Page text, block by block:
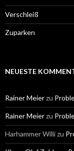
Verschleiß
Zuparken
NEUESTE
Rainer Meierzu
Rainer Meierzu
Harhammer Willizu